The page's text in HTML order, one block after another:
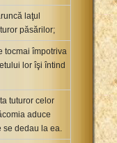
laţul
păsărilor;
tocmai împotriva
lor îşi întind
tuturor celor
aduce
dedau la ea.